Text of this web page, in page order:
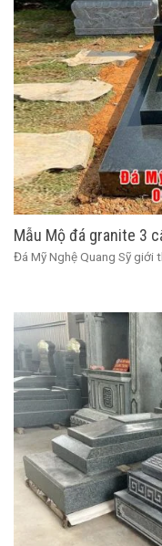
Mẫu Mộ đá granite 3
Đá Mỹ Nghệ Quang Sỹ giới